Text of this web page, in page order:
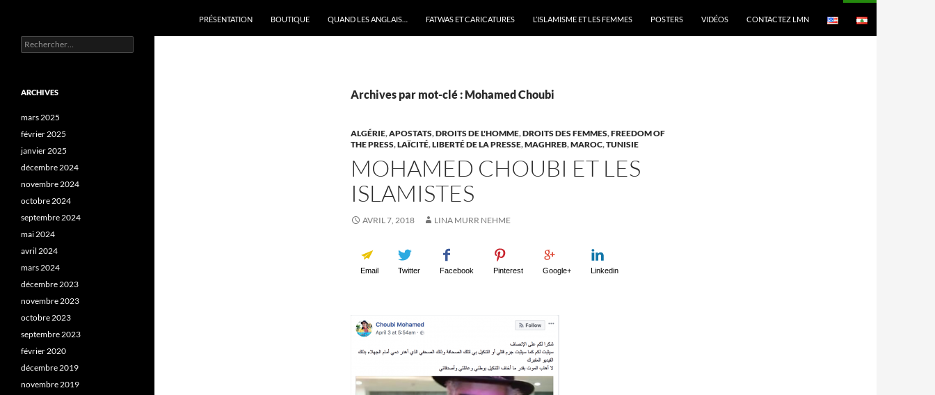
PRÉSENTATION BOUTIQUE QUAND LES ANGLAIS… FATWAS ET CARICATURES L’ISLAMISME ET LES FEMMES POSTERS VIDÉOS CONTACTEZ LMN
Archives par mot-clé : Mohamed Choubi
ALGÉRIE,APOSTATS,DROITS DE L'HOMME,DROITS DES FEMMES,FREEDOM OF
THE PRESS,LAÏCITÉ,LIBERTÉ DE LA PRESSE,MAGHREB,MAROC,TUNISIE
MOHAMED CHOUBI ET LES
ISLAMISTES
AVRIL 7, 2018 LINA MURR NEHME
Email Twitter Facebook Pinterest Google+ Linkedin
Rechercher :
ARCHIVES
mars 2025
février 2025
janvier 2025
décembre 2024
novembre 2024
octobre 2024
septembre 2024
mai 2024
avril 2024
mars 2024
décembre 2023
novembre 2023
octobre 2023
septembre 2023
février 2020
décembre 2019
novembre 2019